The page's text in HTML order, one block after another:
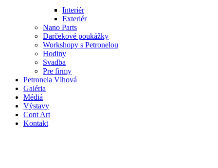
Interiér
Exteriér
Nano Parts
Darčekové poukážky
Workshopy s Petronelou
Hodiny
Svadba
Pre firmy
Petronela Vlhová
Galéria
Médiá
Výstavy
Cont Art
Kontakt